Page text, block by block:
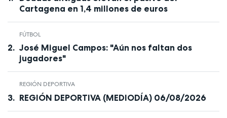
Cartagena en 1,4 millones de euros
FÚTBOL
José Miguel Campos: "Aún nos faltan dos
jugadores"
REGIÓN DEPORTIVA
REGIÓN DEPORTIVA (MEDIODÍA) 06/08/2026